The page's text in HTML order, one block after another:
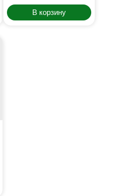
В корзину